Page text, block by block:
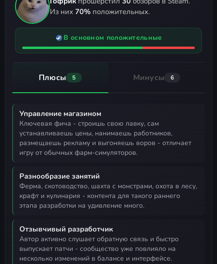
Из них 70% положительных.
В основном положительные
Плюсы 5 Минусы 6
Управление магазином
ключевая фича - строишь свою лавку, сам
устанавливаешь цены, нанимаешь работников,
размещаешь рекламу и выгоняешь воров - отличает
игру от обычных фарм-симуляторов.
Разнообразие занятий
ферма, скотоводство, шахта с монстрами, охота в лесу,
крафт и кулинария - контента для такого раннего
этапа разработки на удивление много.
Отзывчивый разработчик
автор активно слушает обратную связь и быстро
выпускает патчи - сообщество уже повлияло на
несколько изменений в балансе и интерфейсе.